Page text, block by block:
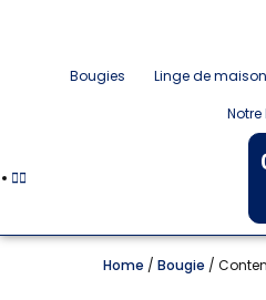
Bougies Linge de maison
Home / Bougie /